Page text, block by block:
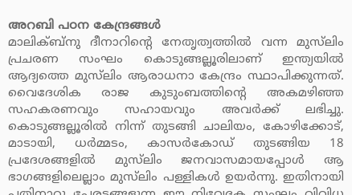
അറബി പഠന കേന്ദ്രങ്ങള്‍
മാലിക്ബ്‌നു ദീനാറിന്റെ നേതൃത്വത്തില്‍ വന്ന മുസ്‌ലിം
പ്രചരണ സംഘം കൊടുങ്ങല്ലൂരിലാണ് ഇന്ത്യയില്‍
ആദ്യത്തെ മുസ്‌ലിം ആരാധനാ കേന്ദ്രം സ്ഥാപിക്കുന്നത്.
വൈദേശിക രാജ കുടുംബത്തിന്റെ അകമഴിഞ്ഞ
സഹകരണവും സഹായവും അവര്‍ക്ക് ലഭിച്ചു.
കൊടുങ്ങല്ലൂരില്‍ നിന്ന് തുടങ്ങി ചാലിയം, കോഴിക്കോട്,
മാടായി, ധര്‍മ്മടം, കാസര്‍കോഡ് തുടങ്ങിയ 18
പ്രദേശങ്ങളില്‍ മുസ്‌ലിം ജനവാസമായപ്പോള്‍ ആ
ഭാഗങ്ങളിലെല്ലാം മുസ്‌ലിം പള്ളികള്‍ ഉയര്‍ന്നു. ഇതിനായി